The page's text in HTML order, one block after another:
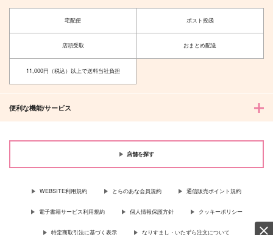
宅配便 ポスト投函
店頭受取 おまとめ配送
11,000円（税込）以上で送料当社負担
便利な機能/サービス
店舗を探す
WEBSITE利用規約 とらのあな会員規約 通信販売ポイント規約
電子書籍サービス利用規約 個人情報保護方針 クッキーポリシー
特定商取引法に基づく表示 なりすまし・いたずら注文について